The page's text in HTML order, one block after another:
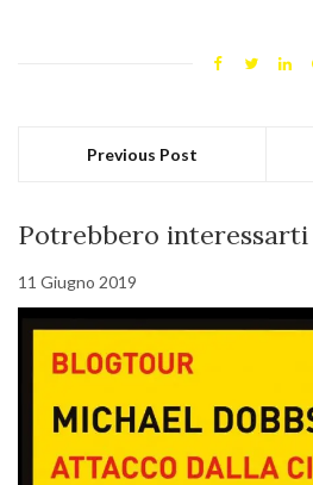
Previous Post
Potrebbero interessarti
11 Giugno 2019